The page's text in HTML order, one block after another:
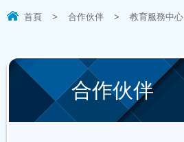
首頁 > 合作伙伴 > 教育服務中心
合作伙伴